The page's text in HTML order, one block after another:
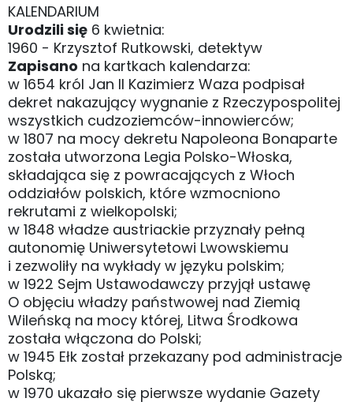
KALENDARIUM
Urodzili się 6 kwietnia:
1960 - Krzysztof Rutkowski, detektyw
Zapisano na kartkach kalendarza:
w 1654 król Jan II Kazimierz Waza podpisał
dekret nakazujący wygnanie z Rzeczypospolitej
wszystkich cudzoziemców-innowierców;
w 1807 na mocy dekretu Napoleona Bonaparte
została utworzona Legia Polsko-Włoska,
składająca się z powracających z Włoch
oddziałów polskich, które wzmocniono
rekrutami z wielkopolski;
w 1848 władze austriackie przyznały pełną
autonomię Uniwersytetowi Lwowskiemu
i zezwoliły na wykłady w języku polskim;
w 1922 Sejm Ustawodawczy przyjął ustawę
O objęciu władzy państwowej nad Ziemią
Wileńską na mocy której, Litwa Środkowa
została włączona do Polski;
w 1945 Ełk został przekazany pod administracje
Polską;
w 1970 ukazało się pierwsze wydanie Gazety